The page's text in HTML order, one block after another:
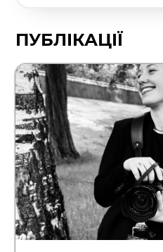
ПУБЛІКАЦІЇ